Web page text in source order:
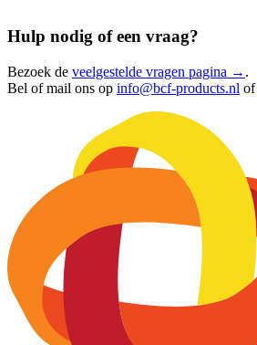
Hulp nodig of een vraag?
Bezoek de veelgestelde vragen pagina → .
Bel of mail ons op info@bcf-products.nl of